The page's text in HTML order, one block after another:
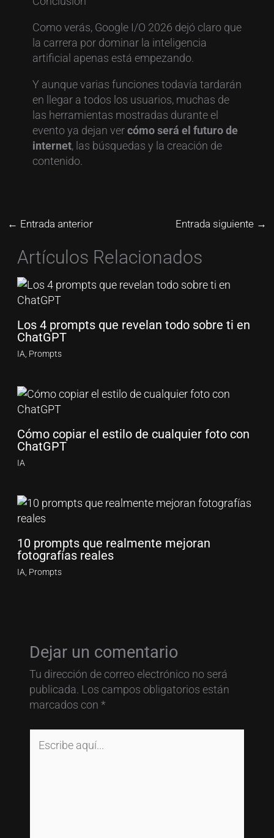
Como verás, Google I/O 2026 dejó claro que
la carrera por dominar la inteligencia
artificial apenas está empezando.
Y aunque varias funciones todavía tardarán
en llegar a todos los usuarios, muchas de
las herramientas mostradas durante el
evento ya dejan vercómo será el futuro de
internet, las búsquedas y la creación de
contenido.
← Entrada anterior Entrada siguiente →
Artículos Relacionados
Los 4 prompts que revelan todo sobre ti en
ChatGPT
IA Prompts
Cómo copiar el estilo de cualquier foto con
ChatGPT
IA
10 prompts que realmente mejoran
fotografías reales
IA Prompts
Dejar un comentario
Tu dirección de correo electrónico no será
publicada. Los campos obligatorios están
marcados con*
aquí...